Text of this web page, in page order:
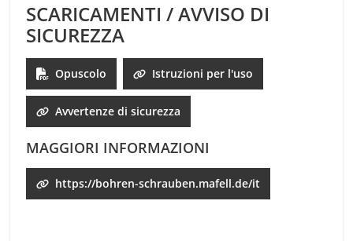
SCARICAMENTI / AVVISO DI
SICUREZZA
Opuscolo Istruzioni per l'uso
Avvertenze di sicurezza
MAGGIORI INFORMAZIONI
https://bohren-schrauben.mafell.de/it